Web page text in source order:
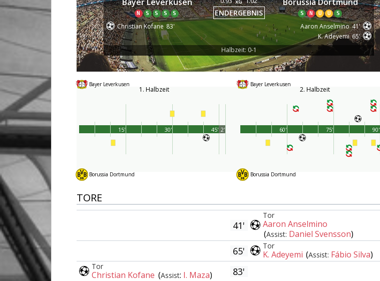
N S S S S ENDERGEBNIS S N U U S
Christian Kofane 83' Aaron Anselmino 41'
K. Adeyemi 65'
Halbzeit: 0-1
Bayer Leverkusen
1. Halbzeit
Borussia Dortmund
45'
15' 30' 2'
Bayer Leverkusen
2. Halbzeit
Borussia Dortmund
90'
60' 75'
TORE
41'
Tor
Aaron Anselmino
(Assist: Daniel Svensson)
65' Tor
K. Adeyemi (Assist: Fábio Silva)
Tor
Christian Kofane (Assist: I. Maza) 83'